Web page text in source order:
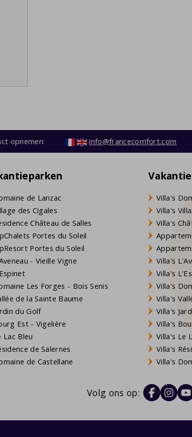
opnemen: info@francecomfort.com
de Lanzac
des Cigales
Château de Salles
Portes du Soleil
Portes du Soleil
- Vieille Vigne
Les Forges - Bois Senis
de la Sainte Baume
du Golf
Est - Vigelière
Lac Bleu
de Salernes
de Castellane
Villa's
Villa's
Villa's
Villa's
Villa's
Villa's
Villa's
Villa's
Villa's
Villa's Le
Villa's
Villa's
Volg ons op: